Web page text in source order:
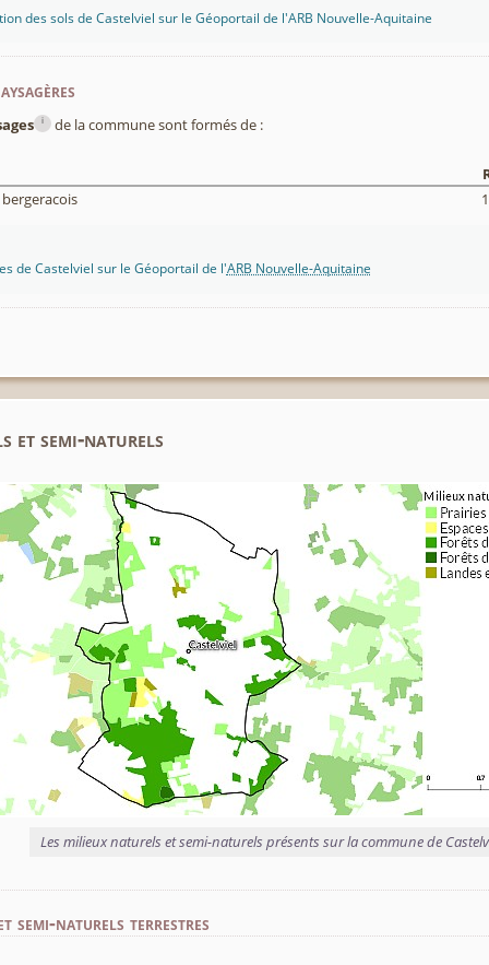
des sols de Castelviel sur le Géoportail de l'ARB Nouvelle-Aquitaine
i de la commune sont formés de :
de Castelviel sur le Géoportail de l'ARB Nouvelle-Aquitaine
et semi-naturels
Les milieux naturels et semi-naturels présents sur la commune de
semi-naturels terrestres